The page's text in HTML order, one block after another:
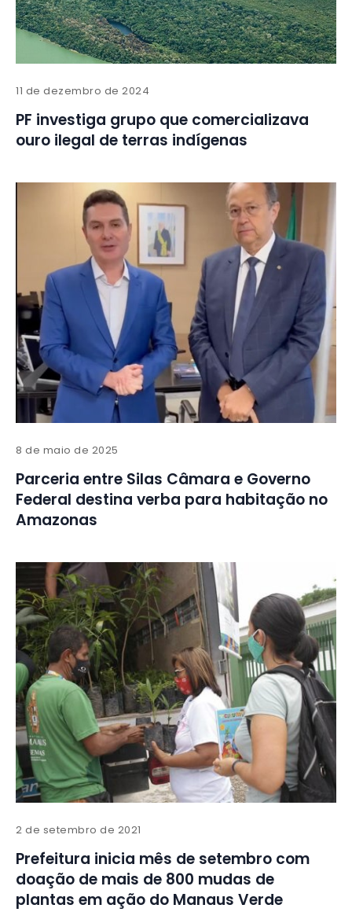
11 de dezembro de 2024
PF investiga grupo que comercializava
ouro ilegal de terras indígenas
8 de maio de 2025
Parceria entre Silas Câmara e Governo
Federal destina verba para habitação no
Amazonas
2 de setembro de 2021
Prefeitura inicia mês de setembro com
doação de mais de 800 mudas de
plantas em ação do Manaus Verde